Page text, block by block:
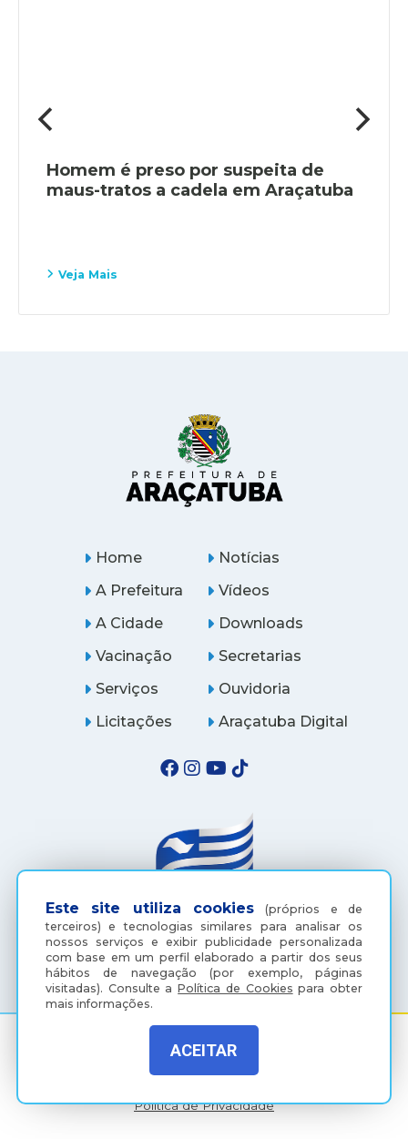
Homem é preso por suspeita de
maus-tratos a cadela em Araçatuba
Veja Mais
Este site utiliza cookies (próprios e de
terceiros) e tecnologias similares para analisar os
nossos serviços e exibir publicidade personalizada
com base em um perfil elaborado a partir dos seus
hábitos de navegação (por exemplo, páginas
visitadas). Consulte aPolítica de Cookies para obter
mais informações.
ACEITAR
Home
A Prefeitura
A Cidade
Notícias
Vídeos
Downloads
Vacinação
Serviços
Licitações
Secretarias
Ouvidoria
Araçatuba Digital
(18) 3607-6500
Rua Coelho Neto, 73, Vila São Paulo, Araçatuba - SP, CEP:
Política de Privacidade